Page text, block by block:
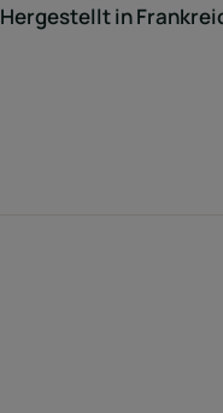
Hergestellt in